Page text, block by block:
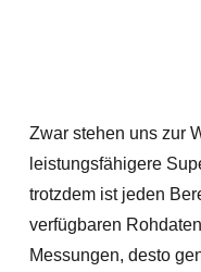
Zwar stehen uns zur
leistungsfähigere
trotzdem ist jeden
verfügbaren
Messungen, desto